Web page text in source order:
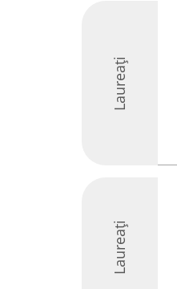
Laureați
Laureați